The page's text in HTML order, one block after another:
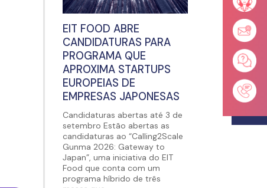
EIT FOOD ABRE
CANDIDATURAS PARA
PROGRAMA QUE
APROXIMA STARTUPS
EUROPEIAS DE
EMPRESAS JAPONESAS
Candidaturas abertas até 3 de
setembro Estão abertas as
candidaturas ao “Calling2Scale
Gunma 2026: Gateway to
Japan”, uma iniciativa do EIT
Food que conta com um
programa híbrido de três